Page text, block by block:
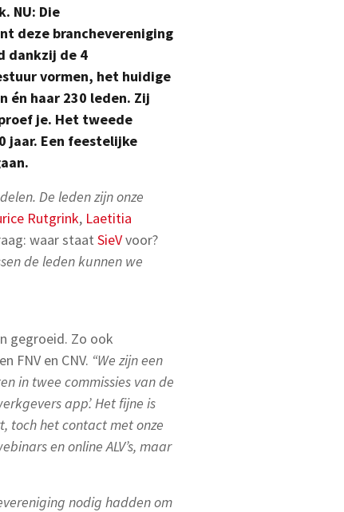
NU: Die
deze branchevereniging
dankzij de 4
vormen, het huidige
én haar 230 leden. Zij
je. Het tweede
jaar. Een feestelijke
De leden zijn onze
Rutgrink, Laetitia
waar staat SieVvoor?
de leden kunnen we
gegroeid. Zo ook
FNV en CNV. “We zijn een
in twee commissies van de
app’. Het fijne is
toch het contact met onze
en online ALV’s, maar
nodig hadden om